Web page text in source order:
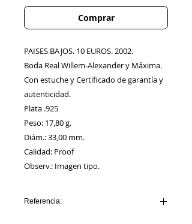
Comprar
PAISES BAJOS. 10 EUROS. 2002.
Boda Real Willem-Alexander y Máxima.
Con estuche y Certificado de garantía y
autenticidad.
Plata .925
Peso: 17,80 g.
Diám.: 33,00 mm.
Calidad: Proof
Observ.: Imagen tipo.
Referencia: